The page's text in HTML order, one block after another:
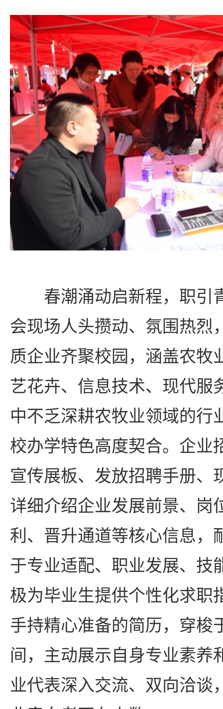
春潮涌动启新程，职引
会现场人头攒动、氛围热烈
质企业齐聚校园，涵盖农牧
艺花卉、信息技术、现代服
中不乏深耕农牧业领域的行
校办学特色高度契合。企业
宣传展板、发放招聘手册、
详细介绍企业发展前景、岗
利、晋升通道等核心信息，
于专业适配、职业发展、技
极为毕业生提供个性化求职
手持精心准备的简历，穿梭
间，主动展示自身专业素养
业代表深入交流、双向洽谈